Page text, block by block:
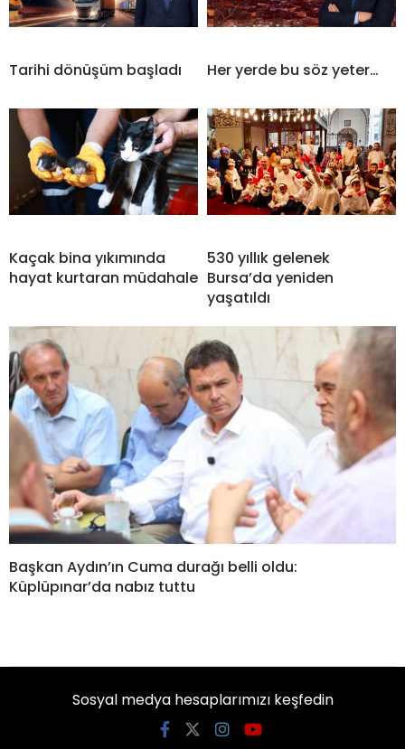
Tarihi dönüşüm başladı Her yerde bu söz yeter…
Kaçak bina yıkımında
hayat kurtaran müdahale
530 yıllık gelenek
Bursa’da yeniden
yaşatıldı
Başkan Aydın’ın Cuma durağı belli oldu:
Küplüpınar’da nabız tuttu
Sosyal medya hesaplarımızı keşfedin